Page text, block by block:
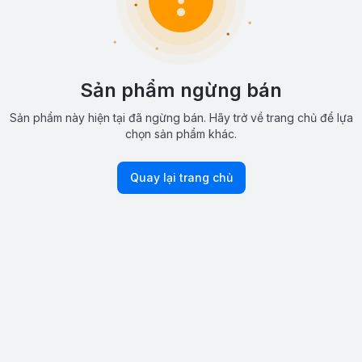
Sản phẩm ngừng bán
Sản phẩm này hiện tại đã ngừng bán. Hãy trở về trang chủ để lựa
chọn sản phẩm khác.
Quay lại trang chủ